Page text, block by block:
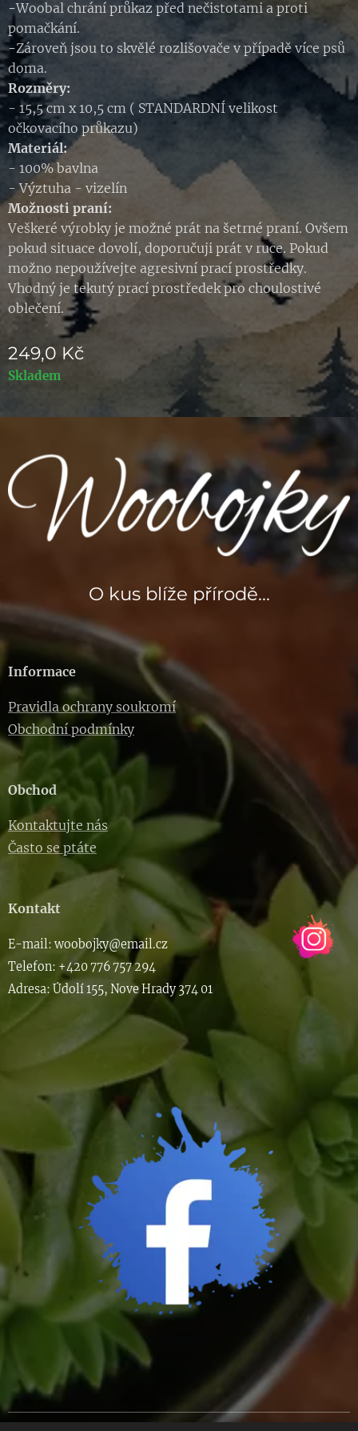
-Woobal chrání průkaz před nečistotami a proti
pomačkání.
-Zároveň jsou to skvělé rozlišovače v případě více psů
doma.
Rozměry:
- 15,5 cm x 10,5 cm ( STANDARDNÍ velikost
očkovacího průkazu)
Materiál:
- 100% bavlna
- Výztuha - vizelín
Možnosti praní:
Veškeré výrobky je možné prát na šetrné praní. Ovšem
pokud situace dovolí, doporučuji prát v ruce. Pokud
možno nepoužívejte agresivní prací prostředky.
Vhodný je tekutý prací prostředek pro choulostivé
oblečení.
249,0 Kč
Skladem
O kus blíže přírodě...
Informace
Pravidla ochrany soukromí
Obchodní podmínky
Obchod
Kontaktujte nás
Často se ptáte
Kontakt
E-mail: woobojky@email.cz
Telefon: +420 776 757 294
Adresa: Údolí 155, Nove Hrady 374 01